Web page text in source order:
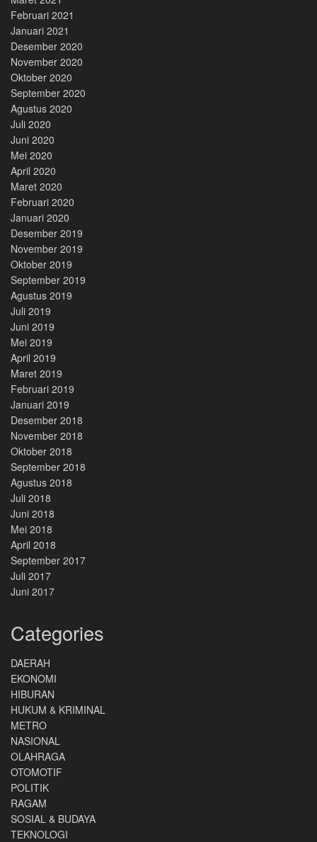
Februari 2021
Januari 2021
Desember 2020
November 2020
Oktober 2020
September 2020
Agustus 2020
Juli 2020
Juni 2020
Mei 2020
April 2020
Maret 2020
Februari 2020
Januari 2020
Desember 2019
November 2019
Oktober 2019
September 2019
Agustus 2019
Juli 2019
Juni 2019
Mei 2019
April 2019
Maret 2019
Februari 2019
Januari 2019
Desember 2018
November 2018
Oktober 2018
September 2018
Agustus 2018
Juli 2018
Juni 2018
Mei 2018
April 2018
September 2017
Juli 2017
Juni 2017
Categories
DAERAH
EKONOMI
HIBURAN
HUKUM & KRIMINAL
METRO
NASIONAL
OLAHRAGA
OTOMOTIF
POLITIK
RAGAM
SOSIAL & BUDAYA
TEKNOLOGI